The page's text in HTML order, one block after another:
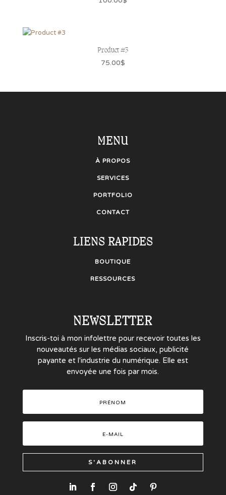
Product #3
75.00$
MENU
À PROPOS
SERVICES
PORTFOLIO
CONTACT
LIENS RAPIDES
BOUTIQUE
RESSOURCES
NEWSLETTER
Inscris-toi à mon infolettre pour recevoir toutes les
nouveautés sur les médias sociaux, publicité
payante et l'industrie du numérique. Elle est
envoyée une fois par mois.
S'ABONNER